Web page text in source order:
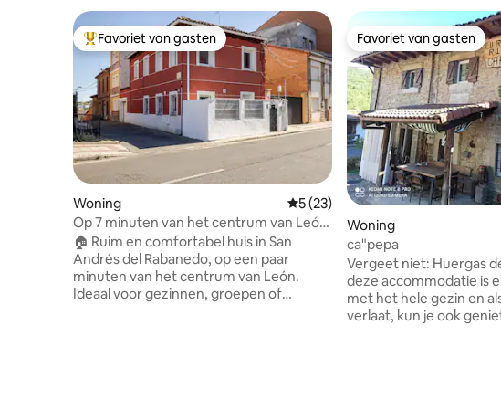
Topfavoriet van gasten
Favoriet van gasten
Woning Gemiddelde beoordeling van 5
5 (23)
Op 7 minuten van het centrum van León
met een eigen binnenplaats
🏠 Ruim en comfortabel huis in San
Andrés del Rabanedo, op een paar
minuten van het centrum van León.
Ideaal voor gezinnen, groepen of
Favoriet van gasten
Favoriet van gasten
Woning
ca"pepa
Vergeet niet: Huergas
deze accommodatie is
met het hele gezin en
verlaat, kun je ook